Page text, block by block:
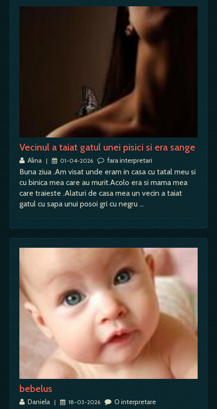
Vecinul a taiat gatul unei pisici si era sange
Alina | 01-04-2026 fara interpretari
Buna ziua .Am visat unde eram in casa cu tatal meu si
cu binica mea care au murit.Acolo era si mama mea
care traieste .Alaturi de casa mea un vecin a taiat
gatul cu sapa unui posoi gri cu negru …
bebelus
Daniela | 18-03-2026 O interpretare